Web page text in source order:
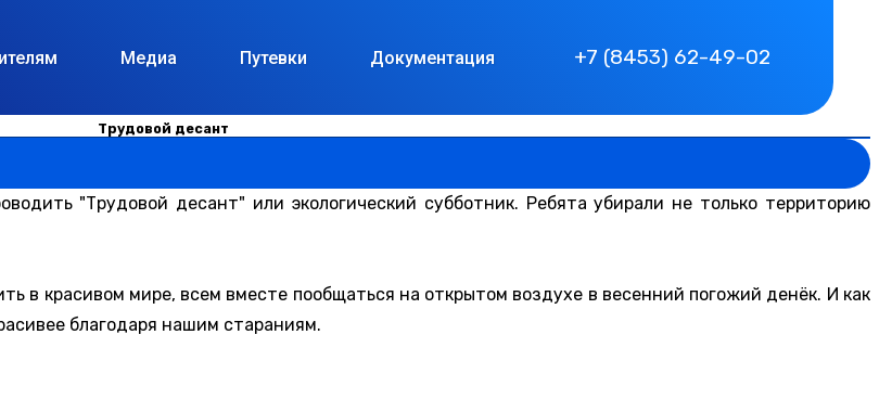
Медиа Путевки Документация +7 (8453) 62-49-02
Трудовой десант
"Трудовой десант" или экологический субботник. Ребята убирали не только территорию
в красивом мире, всем вместе пообщаться на открытом воздухе в весенний погожий денёк. И как
благодаря нашим стараниям.